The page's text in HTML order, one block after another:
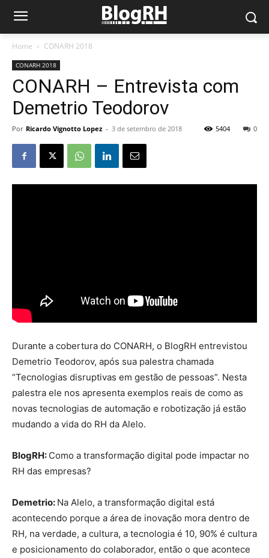
Home CONARH 2018
CONARH 2018
CONARH – Entrevista com
Demetrio Teodorov
Por Ricardo Vignotto Lopez - 3 de setembro de 2018 0
5404
Durante a cobertura do CONARH, o BlogRH entrevistou
Demetrio Teodorov, após sua palestra chamada
“Tecnologias disruptivas em gestão de pessoas”. Nesta
palestra ele nos apresenta exemplos reais de como as
novas tecnologias de automação e robotização já estão
mudando a vida do RH da Alelo.
BlogRH: Como a transformação digital pode impactar no
RH das empresas?
Demetrio: Na Alelo, a transformação digital está
acontecendo porque a área de inovação mora dentro de
RH, na verdade, a cultura, a tecnologia é 10, 90% é cultura
e posicionamento do colaborador, então o que acontece